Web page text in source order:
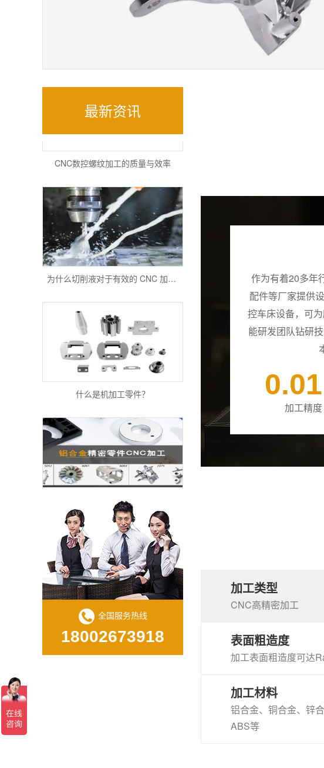
作为有着20多年
配件等厂家提供
控车床设备，可
能研发团队钻研
0.01
加工精度
加工类型
CNC高精密加工
表面粗造度
加工表面粗造度可达
加工材料
铝合金、铜合金、锌
ABS等
最新资讯
CNC数控螺纹加工的质量与效率
为什么切削液对于有效的 CNC 加工很重要？
什么是机加工零件？
CNC数控螺纹加工的质量与效率
全国服务热线
18002673918